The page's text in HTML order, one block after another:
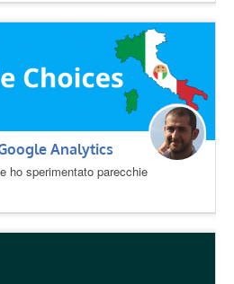
Analytics
ho sperimentato parecchie